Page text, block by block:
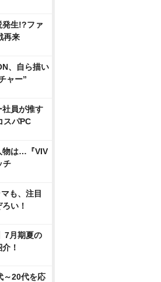
発生!?ファ
再来
、自ら描い
ャー”
社員が推す
スパPC
物は…『VIV
チ
も、注目
い！
7月期夏の
！
～20代を応